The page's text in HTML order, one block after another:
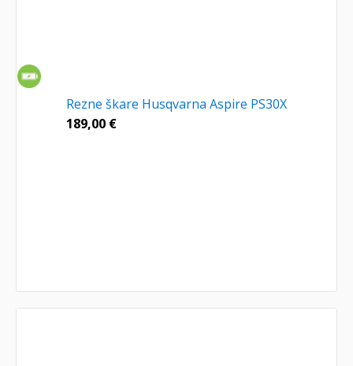
Rezne škare Husqvarna Aspire PS30X
189,00 €